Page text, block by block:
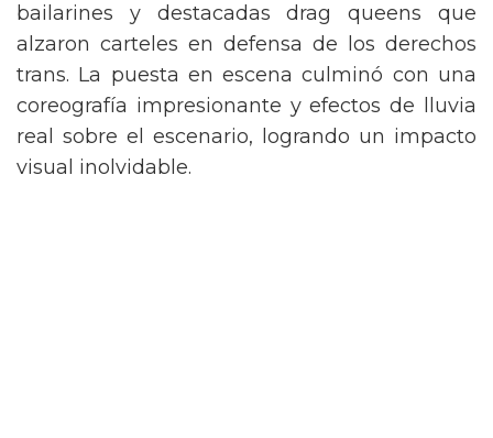
bailarines y destacadas drag queens que
alzaron carteles en defensa de los derechos
trans. La puesta en escena culminó con una
coreografía impresionante y efectos de lluvia
real sobre el escenario, logrando un impacto
visual inolvidable.